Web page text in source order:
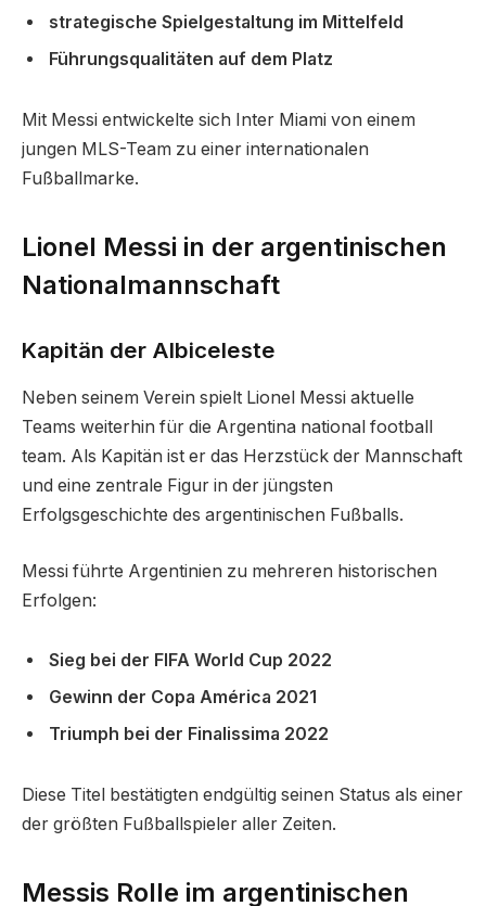
strategische Spielgestaltung im Mittelfeld
Führungsqualitäten auf dem Platz
Mit Messi entwickelte sich Inter Miami von einem
jungen MLS-Team zu einer internationalen
Fußballmarke.
Lionel Messi in der argentinischen
Nationalmannschaft
Kapitän der Albiceleste
Neben seinem Verein spielt Lionel Messi aktuelle
Teams weiterhin für die Argentina national football
team. Als Kapitän ist er das Herzstück der Mannschaft
und eine zentrale Figur in der jüngsten
Erfolgsgeschichte des argentinischen Fußballs.
Messi führte Argentinien zu mehreren historischen
Erfolgen:
Sieg bei der FIFA World Cup 2022
Gewinn der Copa América 2021
Triumph bei der Finalissima 2022
Diese Titel bestätigten endgültig seinen Status als einer
der größten Fußballspieler aller Zeiten.
Messis Rolle im argentinischen